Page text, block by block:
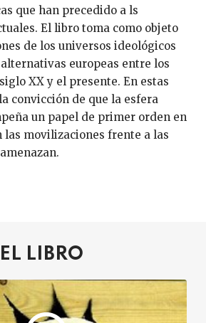
que han precedido a ls
El libro toma como objeto
de los universos ideológicos
europeas entre los
XX y el presente. En estas
convicción de que la esfera
un papel de primer orden en
las movilizaciones frente a las
LIBRO